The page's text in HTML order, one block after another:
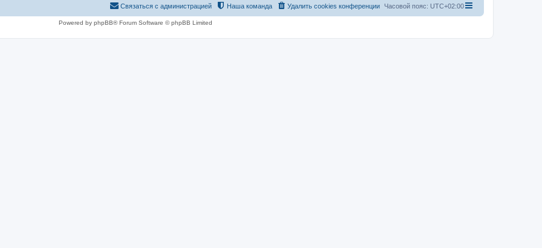
Часовой пояс: UTC+02:00
Удалить cookies конференции
Наша команда
Связаться с администрацией
Powered by phpBB® Forum Software © phpBB Limited